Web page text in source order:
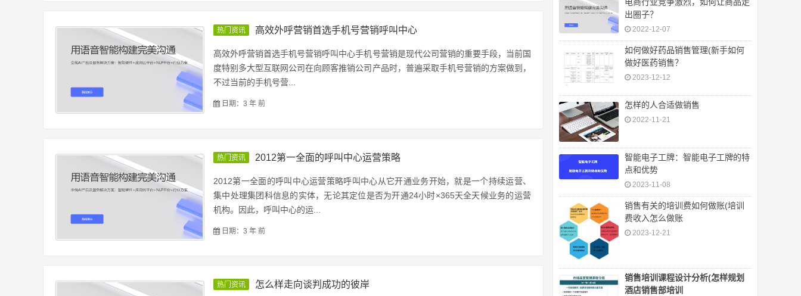
热门资讯 高效外呼营销首选手机号营销呼叫中心
高效外呼营销首选手机号营销呼叫中心手机号营销是现代公司营销的重要手段，当前国
度特别多大型互联网公司在向顾客推销公司产品时，普遍采取手机号营销的方案做到，
不过当前的手机号营...
日期：3 年 前
热门资讯 2012第一全面的呼叫中心运营策略
2012第一全面的呼叫中心运营策略呼叫中心从它开通业务开始，就是一个持续运营、
集中处理集团科信息的实体，无论其定位是否为开通24小时×365天全天候业务的运营
机构。因此，呼叫中心的运...
日期：3 年 前
热门资讯 怎么样走向谈判成功的彼岸
电商行业竞争激烈，如何让商品走
出圈子？
2022-12-07
如何做好药品销售管理(新手如何
做好医药销售？
2023-12-12
怎样的人合适做销售
2022-11-21
智能电子工牌：智能电子工牌的特
点和优势
2023-11-08
销售有关的培训费如何做账(培训
费收入怎么做账
2023-12-21
销售培训课程设计分析(怎样规划
酒店销售部培训